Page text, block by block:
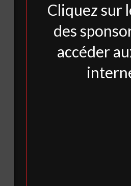
Cliquez sur
des
accéder